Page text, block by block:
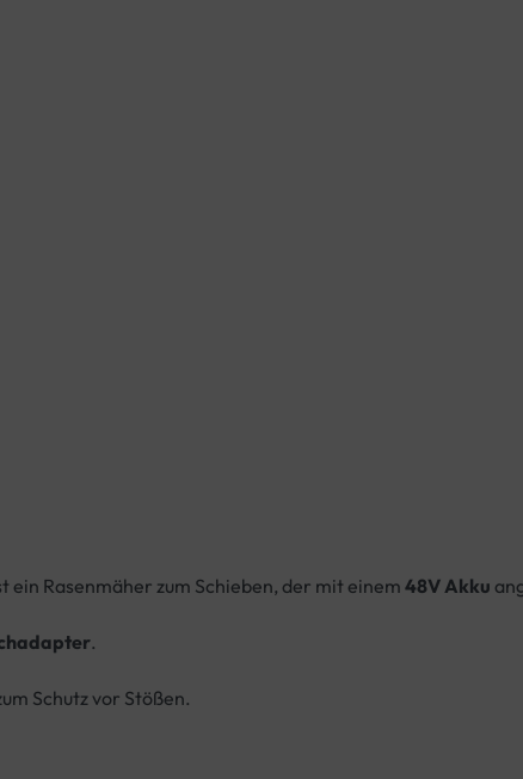
ein Rasenmäher zum Schieben, der mit einem 48V Akku
.
Schutz vor Stößen.